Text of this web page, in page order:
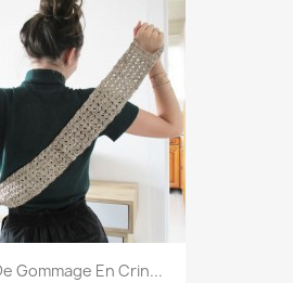
Gommage En Crin...